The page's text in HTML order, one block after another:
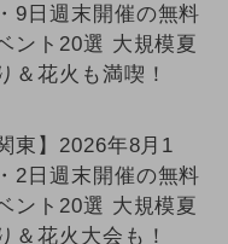
9日週末開催の無料
ント20選 大規模夏
＆花火も満喫！
東】2026年8月1
2日週末開催の無料
ント20選 大規模夏
＆花火大会も！